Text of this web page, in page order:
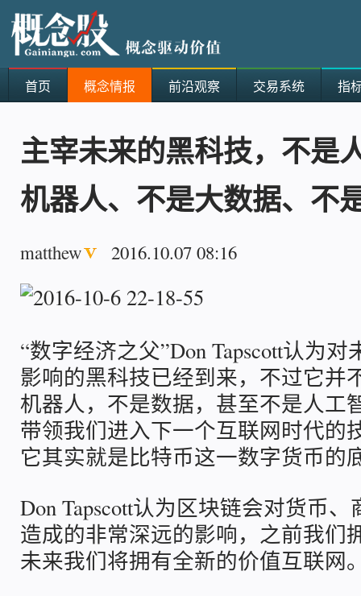
首页 概念情报 前沿观察 交易系统 指
主宰未来的黑科技，不是
机器人、不是大数据、不
matthew 2016.10.07 08:16
“数字经济之父”Don Tapscott认为
影响的黑科技已经到来，不过它并
机器人，不是数据，甚至不是人工
带领我们进入下一个互联网时代的
它其实就是比特币这一数字货币的
Don Tapscott认为区块链会对货币
造成的非常深远的影响，之前我们
未来我们将拥有全新的价值互联网